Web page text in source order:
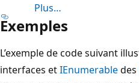
Plus…
Exemples
L’exemple de code suivant
interfaces etIEnumerabledes